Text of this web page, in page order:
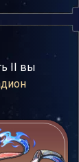
II вы